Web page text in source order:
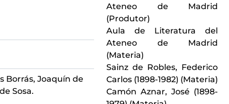
dará a conocer una selección de sus poemas inéditos, celebrada el 8 de noviembre de 1963 y auspiciada por el Aula de Poesía
dará a conocer una selección de sus poemas inéditos, celebrada el 15 de noviembre de 1963 y auspiciada por el Aula de Poesía
Dios dará a conocer una selección de sus poemas inéditos, celebrada el 22 de noviembre de 1963 y auspiciada por el Aula de Poesía
dará a conocer una selección de sus poemas inéditos, celebrada el 29 de noviembre de 1963 y auspiciada por el Aula de Poesía
dará a conocer una selección de sus poemas inéditos, celebrada el 13 de diciembre de 1963 y auspiciada por el Aula de Poesía
dará a conocer una selección de sus poemas inéditos, celebrada el 20 de diciembre de 1963 y auspiciada por el Aula de Poesía
dará a conocer una selección de sus poemas inéditos, celebrada el 10 de enero de 1964 y auspiciada por el Aula de Poesía
Martos dará a conocer una selección de sus poemas inéditos, celebrada el 17 de enero de 1964 y auspiciada por el Aula de Poesía
Borrás, Joaquín de
Sosa.
Ateneo de Madrid
(Produtor)
Aula de Literatura del
Ateneo de Madrid
(Materia)
Sainz de Robles, Federico
Carlos (1898-1982) (Materia)
Camón Aznar, José (1898-